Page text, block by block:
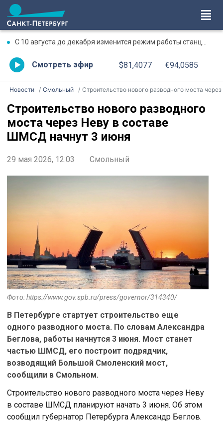
С 10 августа до декабря изменится режим работы станции метро «Чкаловская»
Смотреть эфир $81,4077 €94,0585
Новости Смольный Строительство нового разводного моста через Неву в составе ШМСД начнут 3 июня
Строительство нового разводного
моста через Неву в составе
ШМСД начнут 3 июня
29 мая 2026, 12:03 Смольный
Фото: https://www.gov.spb.ru/press/governor/314340/
В Петербурге стартует строительство еще
одного разводного моста. По словам Александра
Беглова, работы начнутся 3 июня. Мост станет
частью ШМСД, его построит подрядчик,
возводящий Большой Смоленский мост,
сообщили в Смольном.
Строительство нового разводного моста через Неву
в составе ШМСД планируют начать 3 июня. Об этом
сообщил губернатор Петербурга Александр Беглов.